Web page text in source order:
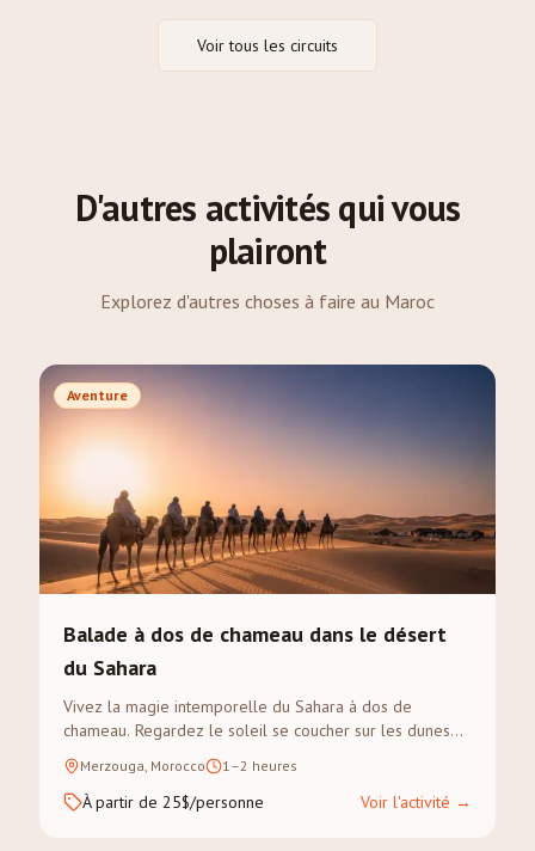
Voir tous les circuits
D'autres activités qui vous
plairont
Explorez d'autres choses à faire au Maroc
Aventure
Balade à dos de chameau dans le désert
du Sahara
Vivez la magie intemporelle du Sahara à dos de
chameau. Regardez le soleil se coucher sur les dunes
dorées de l'Erg Chebbi lors d'un trek guidé.
Merzouga, Morocco 1–2 heures
À partir de 25$/personne Voir l'activité →